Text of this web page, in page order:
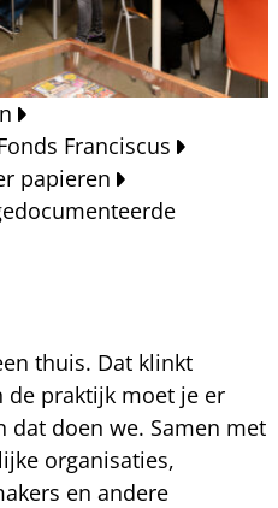
Franciscus
papieren
thuis. Dat klinkt
de praktijk moet je er
dat doen we. Samen met
organisaties,
en andere